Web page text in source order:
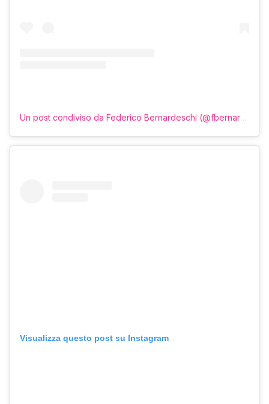
Un post condiviso da Federico Bernardeschi (@fbernardeschi)
Visualizza questo post su Instagram